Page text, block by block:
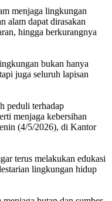
menjaga lingkungan
alam dapat dirasakan
hingga berkurangnya
bukan hanya
juga seluruh lapisan
peduli terhadap
menjaga kebersihan
(4/5/2026), di Kantor
terus melakukan edukasi
lingkungan hidup